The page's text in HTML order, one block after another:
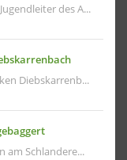
des A...
Diebskarrenb...
am Schlandere...